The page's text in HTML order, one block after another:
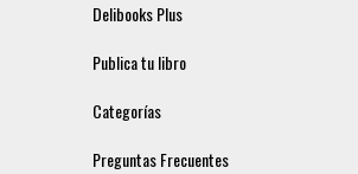
Delibooks Plus
Publica tu libro
Categorías
Preguntas Frecuentes